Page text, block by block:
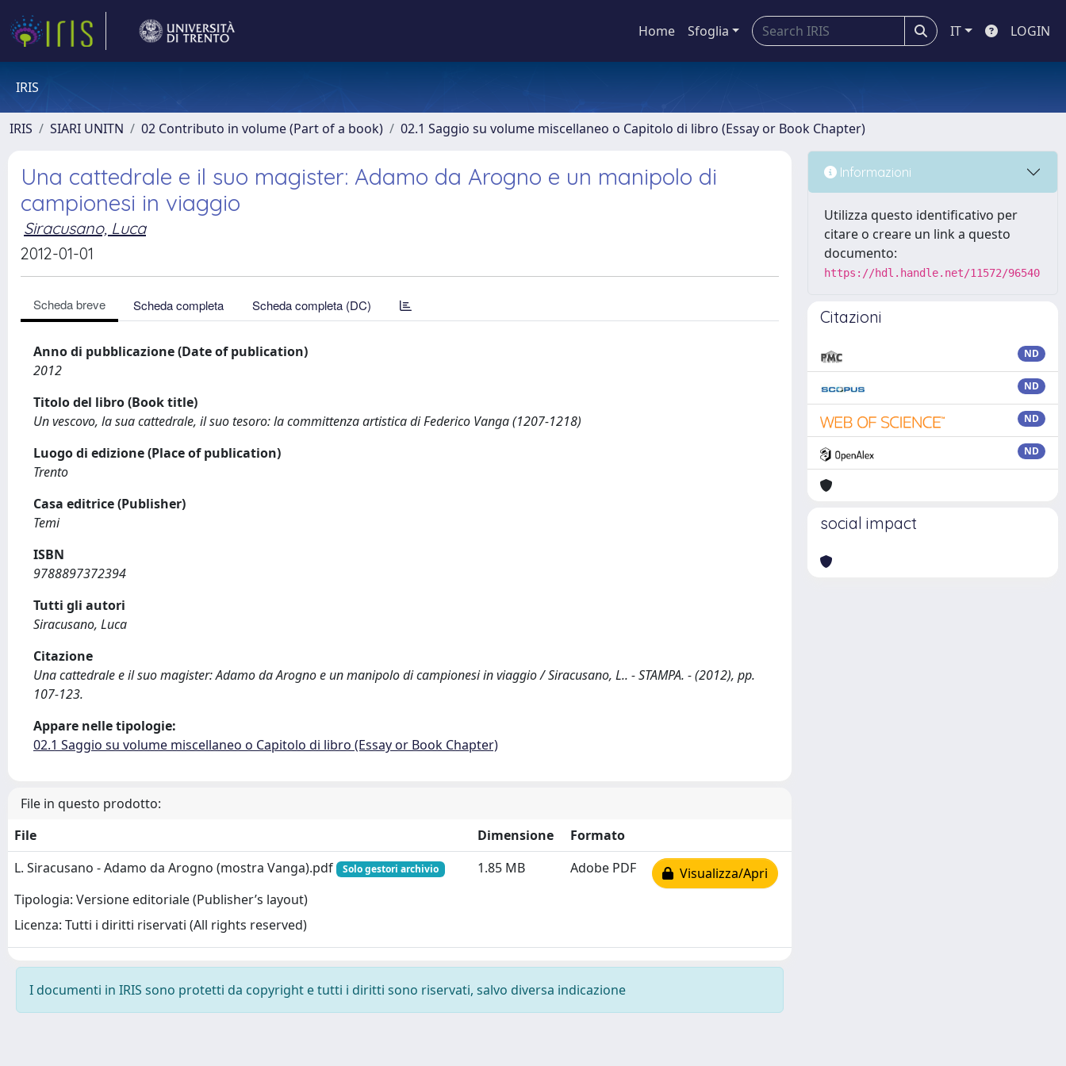
Home Sfoglia IT LOGIN
IRIS
IRIS SIARI UNITN 02 Contributo in volume (Part of a book) 02.1 Saggio su volume miscellaneo o Capitolo di libro (Essay or Book Chapter)
Una cattedrale e il suo magister: Adamo da Arogno e un manipolo di
campionesi in viaggio
Siracusano, Luca
2012-01-01
Scheda breve Scheda completa Scheda completa (DC)
Anno di pubblicazione (Date of publication)
2012
Titolo del libro (Book title)
Un vescovo, la sua cattedrale, il suo tesoro: la committenza artistica di Federico Vanga (1207-1218)
Luogo di edizione (Place of publication)
Trento
Casa editrice (Publisher)
Temi
ISBN
9788897372394
Tutti gli autori
Siracusano, Luca
Citazione
Una cattedrale e il suo magister: Adamo da Arogno e un manipolo di campionesi in viaggio / Siracusano, L.. - STAMPA. - (2012), pp.
107-123.
Appare nelle tipologie:
02.1 Saggio su volume miscellaneo o Capitolo di libro (Essay or Book Chapter)
File in questo prodotto:
File
Dimensione
Formato
L. Siracusano - Adamo da Arogno (mostra Vanga).pdf
Solo gestori archivio
Tipologia: Versione editoriale (Publisher’s layout)
Licenza: Tutti i diritti riservati (All rights reserved)
1.85 MB Adobe PDF Visualizza/Apri
I documenti in IRIS sono protetti da copyright e tutti i diritti sono riservati, salvo diversa indicazione
Informazioni
Utilizza questo identificativo per
citare o creare un link a questo
documento:
https://hdl.handle.net/11572/96540
Citazioni
ND
ND
ND
ND
social impact